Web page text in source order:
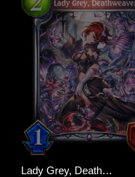
Lady Grey, Deathweaver